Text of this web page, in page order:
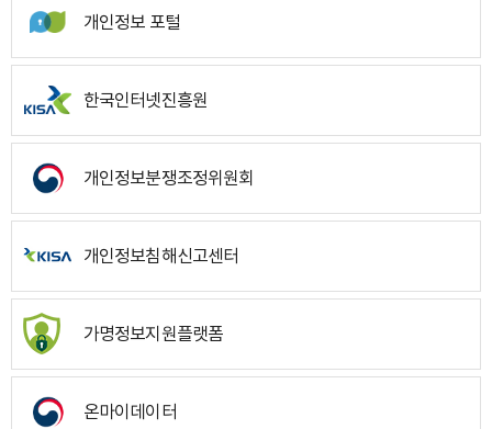
개인정보 포털
한국인터넷진흥원
개인정보분쟁조정위원회
개인정보침해신고센터
가명정보지원플랫폼
온마이데이터